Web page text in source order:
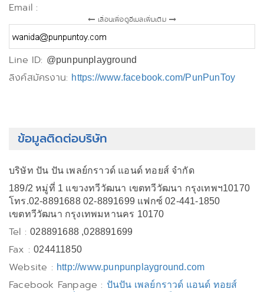
Email :
เลื่อนเพื่อดูอีเมลเพิ่มเติม
Line ID: @punpunplayground
ลิงค์สมัครงาน: https://www.facebook.com/PunPunToy
ข้อมูลติดต่อบริษัท
บริษัท ปัน ปัน เพลย์กราวด์ แอนด์ ทอยส์ จำกัด
189/2 หมู่ที่ 1 แขวงทวีวัฒนา เขตทวีวัฒนา กรุงเทพฯ10170
โทร.02-8891688 02-8891699 แฟกซ์ 02-441-1850
เขตทวีวัฒนา กรุงเทพมหานคร 10170
Tel :028891688 ,028891699
Fax :024411850
Website : http://www.punpunplayground.com
Facebook Fanpage : ปันปัน เพลย์กราวด์ แอนด์ ทอยส์